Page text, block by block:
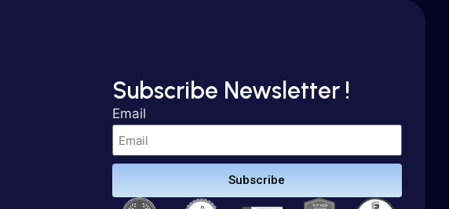
Subscribe Newsletter !
Email
Subscribe